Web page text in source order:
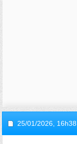
25/01/2026, 16h38